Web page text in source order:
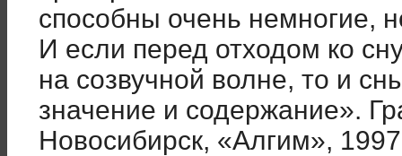
способны очень немногие,
И если перед отходом ко
на созвучной волне, то и
значение и содержание».
Новосибирск, «Алгим», 1997